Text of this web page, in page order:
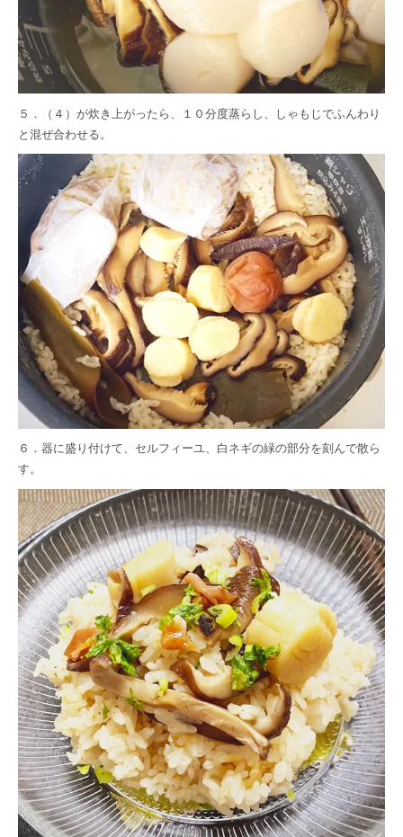
５．（４）が炊き上がったら、１０分度蒸らし、しゃもじでふんわり
と混ぜ合わせる。
６．器に盛り付けて、セルフィーユ、白ネギの緑の部分を刻んで散ら
す。